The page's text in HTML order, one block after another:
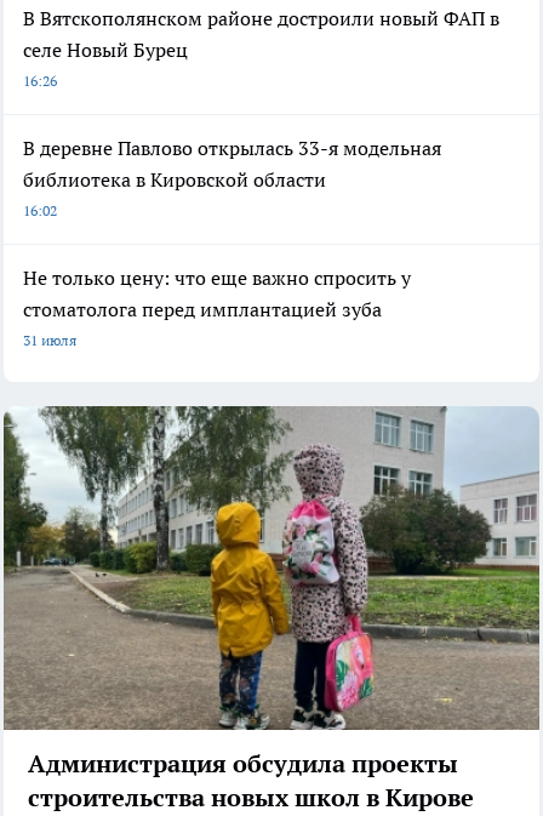
В Вятскополянском районе достроили новый ФАП в
селе Новый Бурец
16:26
В деревне Павлово открылась 33-я модельная
библиотека в Кировской области
16:02
Не только цену: что еще важно спросить у
стоматолога перед имплантацией зуба
31 июля
Администрация обсудила проекты
строительства новых школ в Кирове